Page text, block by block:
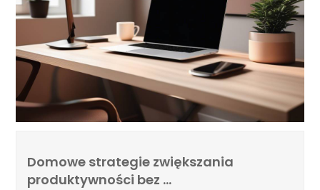
Domowe strategie zwiększania
produktywności bez …